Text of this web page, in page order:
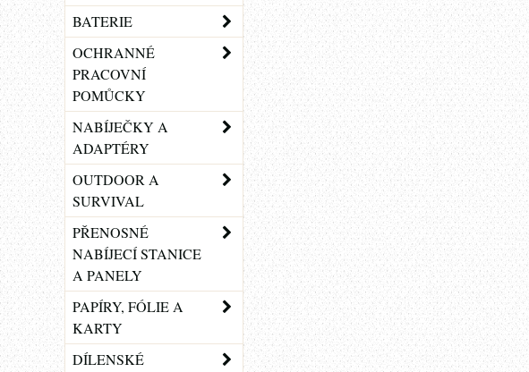
BATERIE
OCHRANNÉ
PRACOVNÍ
POMŮCKY
NABÍJEČKY A
ADAPTÉRY
OUTDOOR A
SURVIVAL
PŘENOSNÉ
NABÍJECÍ STANICE
A PANELY
PAPÍRY, FÓLIE A
KARTY
DÍLENSKÉ